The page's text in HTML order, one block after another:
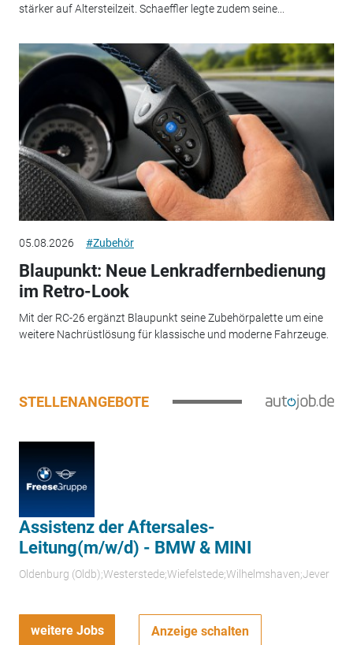
stärker auf Altersteilzeit. Schaeffler legte zudem seine...
05.08.2026 #Zubehör
Blaupunkt: Neue Lenkradfernbedienung
im Retro-Look
Mit der RC-26 ergänzt Blaupunkt seine Zubehörpalette um eine
weitere Nachrüstlösung für klassische und moderne Fahrzeuge.
STELLENANGEBOTE
Assistenz der Aftersales-
Leitung(m/w/d) - BMW & MINI
Oldenburg (Oldb);Westerstede;Wiefelstede;Wilhelmshaven;Jever
weitere Jobs Anzeige schalten